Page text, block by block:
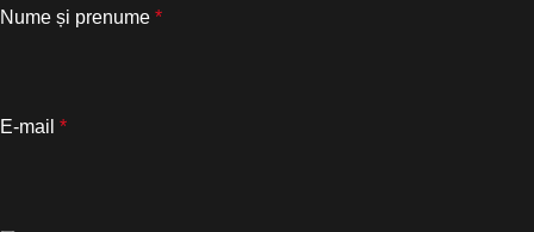
Nume și prenume *
E-mail *